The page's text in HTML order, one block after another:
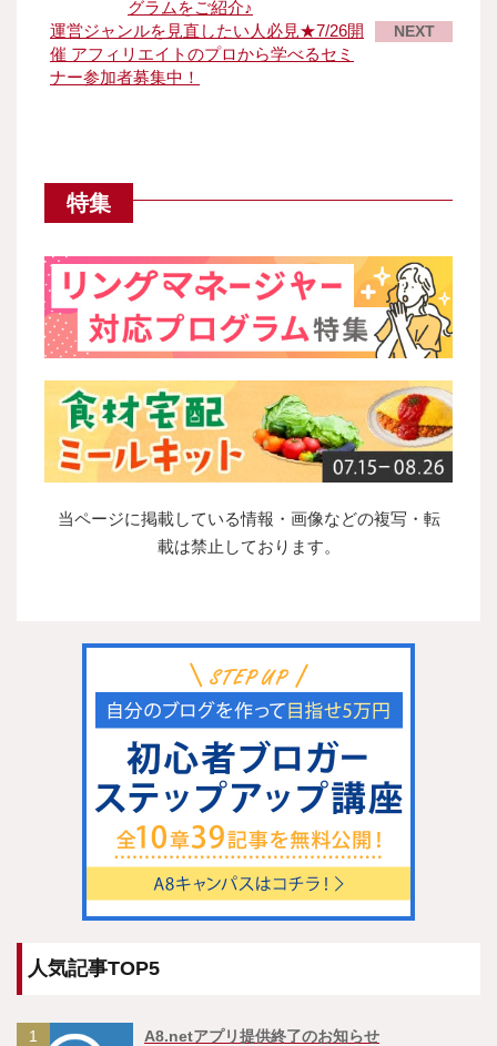
グラムをご紹介♪
運営ジャンルを見直したい人必見★7/26開
催 アフィリエイトのプロから学べるセミ
ナー参加者募集中！
NEXT
特集
当ページに掲載している情報・画像などの複写・転
載は禁止しております。
人気記事TOP5
1 A8.netアプリ提供終了のお知らせ